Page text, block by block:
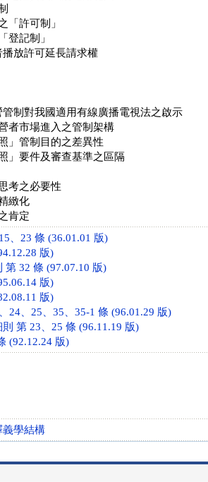
「許可制」
登記制」
放許可延長請求權
制對我國適用有線廣播電視法之啟示
者市場進入之管制架構
」管制目的之差異性
」要件及審查基準之區隔
考之必要性
緻化
肯定
、23 條 (36.01.01 版)
版)
第 32 條 (97.07.10 版)
版)
版)
24、25、35、35-1 條 (96.01.29 版)
第 23、25 條 (96.11.19 版)
(92.12.24 版)
義學結構